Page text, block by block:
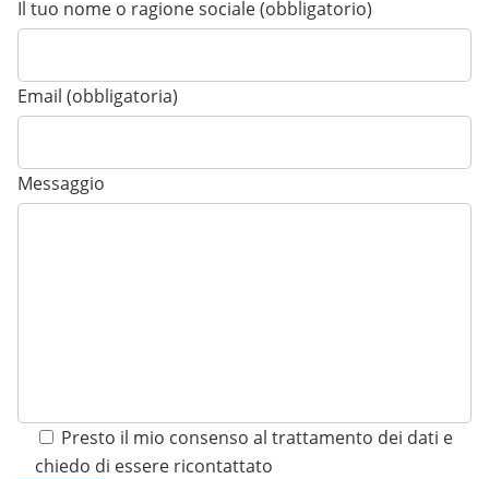
Il tuo nome o ragione sociale (obbligatorio)
Email (obbligatoria)
Messaggio
Presto il mio consenso al trattamento dei dati e
chiedo di essere ricontattato